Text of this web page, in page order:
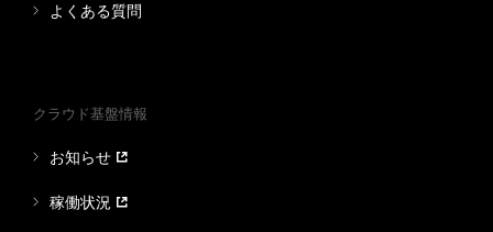
よくある質問
クラウド基盤情報
お知らせ
稼働状況